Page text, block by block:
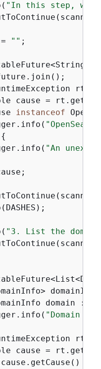
"In this step, we
"" ;
rt)
cause =
instanceof
{
"An
"3. List the
domain :
"Domain
rt)
cause =
!=